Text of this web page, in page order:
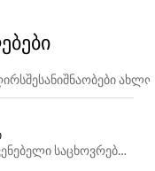
დასასვენებელი საცხოვრებლები